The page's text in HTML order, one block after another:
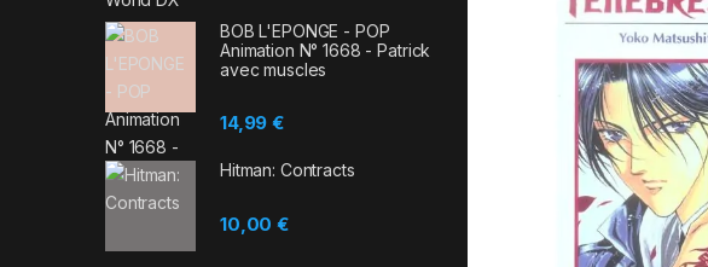
BOB L'EPONGE - POP
Animation N° 1668 - Patrick
avec muscles
14,99€
Hitman: Contracts
10,00€